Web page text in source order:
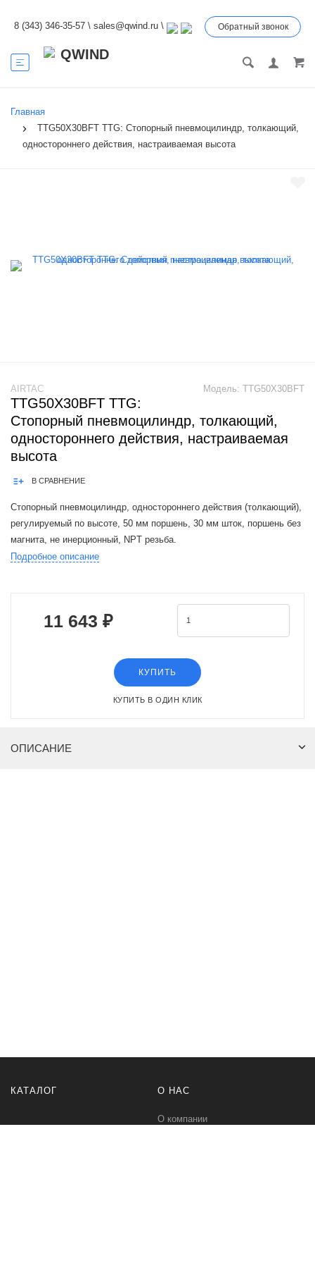
8 (343) 346-35-57 \ sales@qwind.ru \ Обратный звонок
Главная
TTG50X30BFT TTG: Стопорный пневмоцилиндр, толкающий,
одностороннего действия, настраиваемая высота
Модель: TTG50X30BFT
AIRTAC
TTG50X30BFT TTG:
Стопорный пневмоцилиндр, толкающий,
одностороннего действия, настраиваемая
высота
В СРАВНЕНИЕ
Стопорный пневмоцилиндр, одностороннего действия (толкающий),
регулируемый по высоте, 50 мм поршень, 30 мм шток, поршень без
магнита, не инерционный, NPT резьба.
Подробное описание
11 643 ₽
КУПИТЬ
КУПИТЬ В ОДИН КЛИК
ОПИСАНИЕ
КАТАЛОГ О НАС
О компании